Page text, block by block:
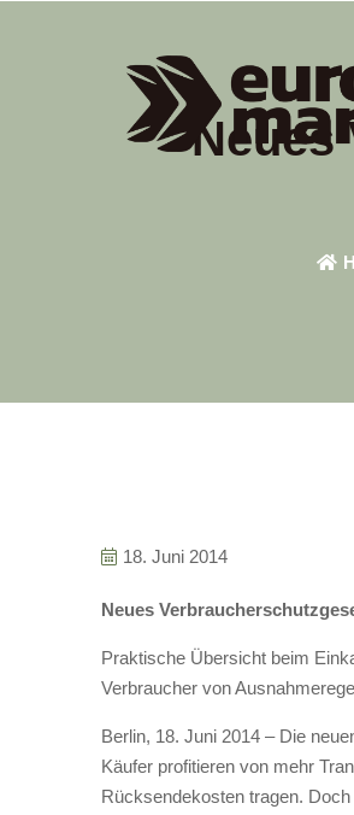
Neues
18. Juni 2014
Neues
Praktische Übersicht beim
Verbraucher von
Berlin, 18. Juni 2014 – Die
Käufer profitieren von mehr
Rücksendekosten tragen.